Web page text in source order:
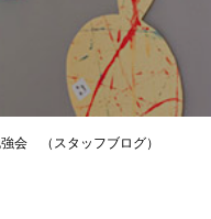
会 （スタッフブログ）